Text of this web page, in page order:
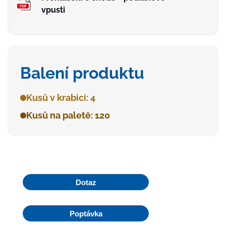
vpusti
Balení produktu
Kusů v krabici: 4
Kusů na paletě: 120
Dotaz
Poptávka